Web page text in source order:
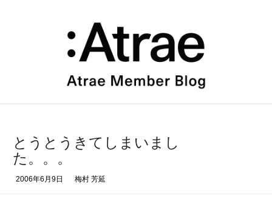
とうとうきてしまいまし
た。。。
2006年6月9日 梅村 芳延